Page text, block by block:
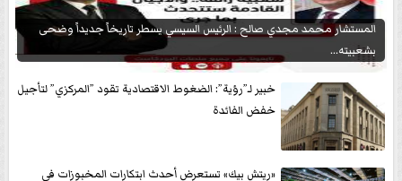
المستشار محمد مجدي صالح : الرئيس السيسي يسطر تاريخاً جديداً وضحى
بشعبيته...
خبير لـ”رؤية”: الضغوط الاقتصادية تقود ”المركزي” لتأجيل
خفض الفائدة
«ريتش بيك» تستعرض أحدث ابتكارات المخبوزات في